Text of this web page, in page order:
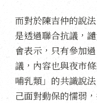
而對於陳吉仲的說
是透過聯合抗議，
會表示，只有參加
議，內容也與夜市
哺乳類」的共識說
己面對動保的懦弱